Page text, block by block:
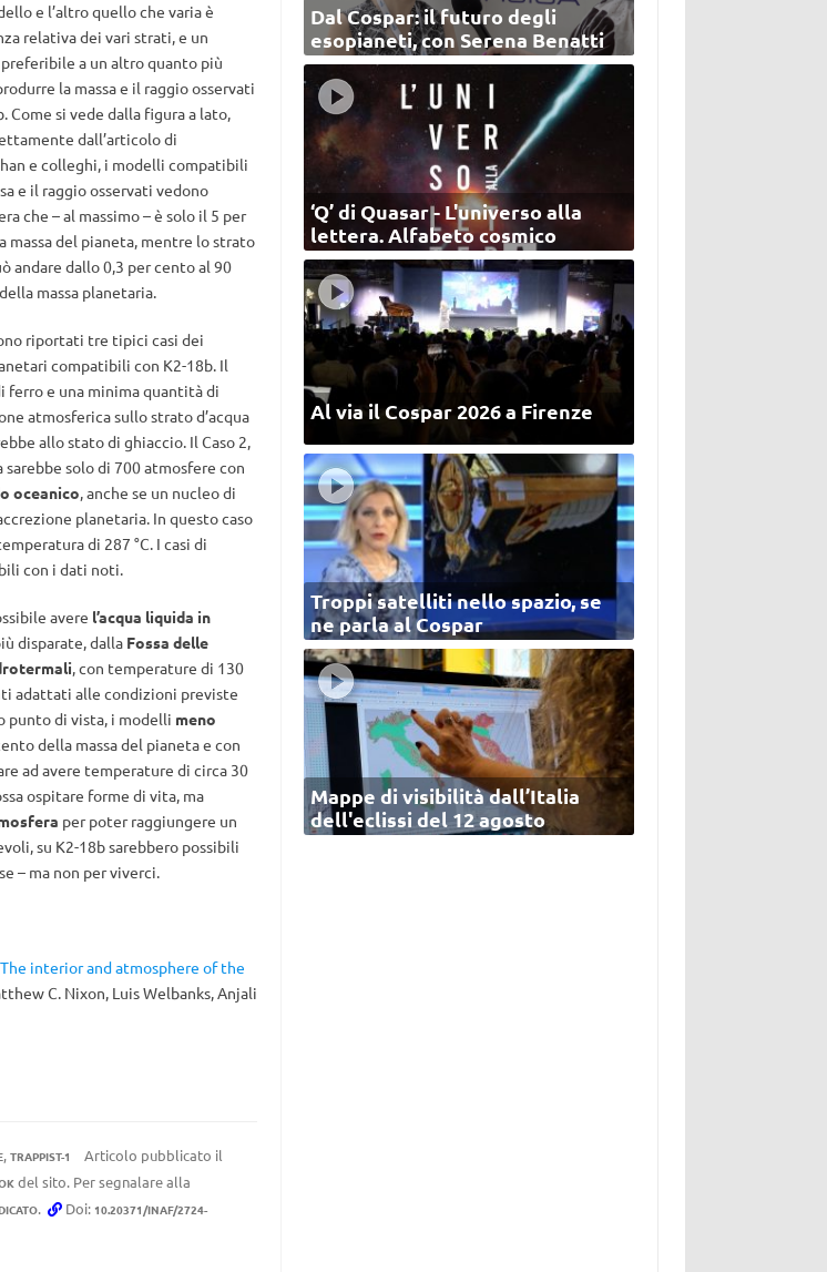
e l’altro quello che varia è
relativa dei vari strati, e un
a un altro quanto più
la massa e il raggio osservati
Come si vede dalla figura a lato,
dall’articolo di
e colleghi, i modelli compatibili
e il raggio osservati vedono
che – al massimo – è solo il 5 per
massa del pianeta, mentre lo strato
andare dallo 0,3 per cento al 90
massa planetaria.
riportati tre tipici casi dei
compatibili con K2-18b. Il
ferro e una minima quantità di
atmosferica sullo strato d’acqua
allo stato di ghiaccio. Il Caso 2,
sarebbe solo di 700 atmosfere con
oceanico, anche se un nucleo di
planetaria. In questo caso
di 287 °C. I casi di
con i dati noti.
avere l’acqua liquida in
disparate, dalla Fossa delle
, con temperature di 130
adattati alle condizioni previste
punto di vista, i modelli meno
della massa del pianeta e con
ad avere temperature di circa 30
ospitare forme di vita, ma
per poter raggiungere un
su K2-18b sarebbero possibili
– ma non per viverci.
The interior and atmosphere of the
C. Nixon, Luis Welbanks, Anjali
, TRAPPIST-1
Articolo pubblicato il
del sito. Per segnalare alla
. Doi: 10.20371/INAF/2724-
Dal Cospar: il futuro degli
esopianeti, con Serena Benatti
‘Q’ di Quasar - L'universo alla
lettera. Alfabeto cosmico
Al via il Cospar 2026 a Firenze
Troppi satelliti nello spazio, se
ne parla al Cospar
Mappe di visibilità dall’Italia
dell'eclissi del 12 agosto